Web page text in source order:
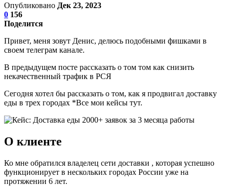
Опубликовано Дек 23, 2023
0 156
Поделится
Привет, меня зовут Денис, делюсь подобными фишками в
своем телеграм канале.
В предыдущем посте рассказать о том том как снизить
некачественный трафик в РСЯ
Сегодня хотел бы рассказать о том, как я продвигал доставку
еды в трех городах *Все мои кейсы тут.
О клиенте
Ко мне обратился владелец сети доставки , которая успешно
функционирует в нескольких городах России уже на
протяжении 6 лет.